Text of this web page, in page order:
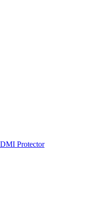
Protector